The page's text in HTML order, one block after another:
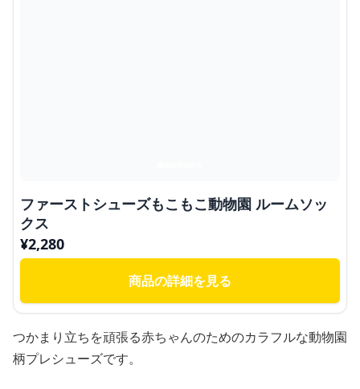
ファーストシューズもこもこ動物園 ルームソッ
クス
¥2,280
商品の詳細を見る
つかまり立ちを頑張る赤ちゃんのためのカラフルな動物園
柄プレシューズです。